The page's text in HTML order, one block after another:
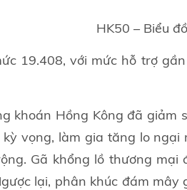
HK50 – Biểu
19.408, với mức hỗ trợ
khoán Hồng Kông đã giảm
vọng, làm gia tăng lo ngại
Gã khổng lồ thương
lại, phân khúc đám